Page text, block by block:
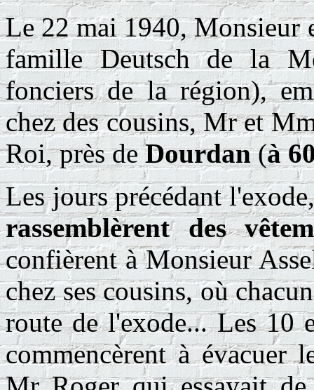
Le 22 mai 1940, Monsieur
famille Deutsch de la
fonciers de la région),
chez des cousins, Mr et
Roi, près deDourdan(à
Les jours précédant
rassemblèrent des
confièrent à Monsieur
chez ses cousins, où
route de l'exode... Les 10
commencèrent à évacuer